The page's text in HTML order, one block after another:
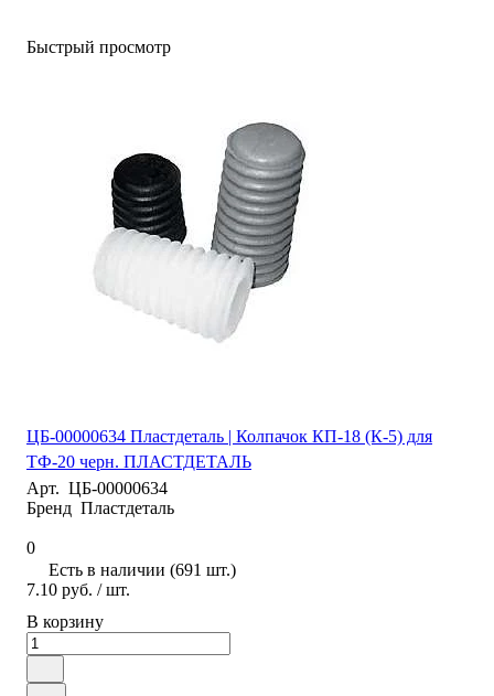
Быстрый просмотр
ЦБ-00000634 Пластдеталь | Колпачок КП-18 (К-5) для
ТФ-20 черн. ПЛАСТДЕТАЛЬ
Арт. ЦБ-00000634
Бренд Пластдеталь
0
Есть в наличии (691 шт.)
7.10 руб. / шт.
В корзину